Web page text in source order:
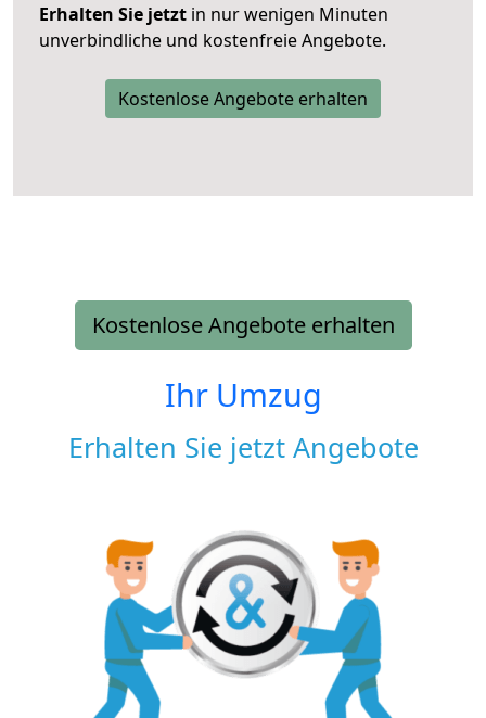
Erhalten Sie jetzt in nur wenigen Minuten
unverbindliche und kostenfreie Angebote.
Kostenlose Angebote erhalten
Kostenlose Angebote erhalten
Ihr Umzug
Erhalten Sie jetzt Angebote